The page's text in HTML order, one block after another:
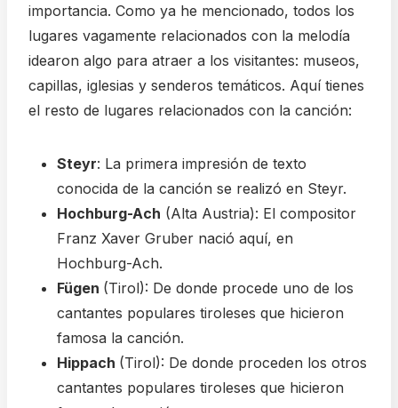
importancia. Como ya he mencionado, todos los
lugares vagamente relacionados con la melodía
idearon algo para atraer a los visitantes: museos,
capillas, iglesias y senderos temáticos. Aquí tienes
el resto de lugares relacionados con la canción:
Steyr: La primera impresión de texto
conocida de la canción se realizó en Steyr.
Hochburg-Ach (Alta Austria): El compositor
Franz Xaver Gruber nació aquí, en
Hochburg-Ach.
Fügen (Tirol): De donde procede uno de los
cantantes populares tiroleses que hicieron
famosa la canción.
Hippach (Tirol): De donde proceden los otros
cantantes populares tiroleses que hicieron